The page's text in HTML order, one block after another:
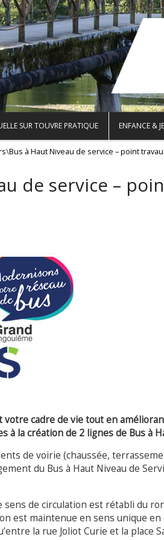
SUR TOUVRE PRATIQUE ENFANCE &
\Bus à Haut Niveau de service – point
de service –
cadre de vie tout en
à la création de 2 lignes de Bus à
de voirie (chaussée,
du Bus à Haut Niveau de
sens de circulation est rétabli du
est maintenue en sens unique
la rue Joliot Curie et la place